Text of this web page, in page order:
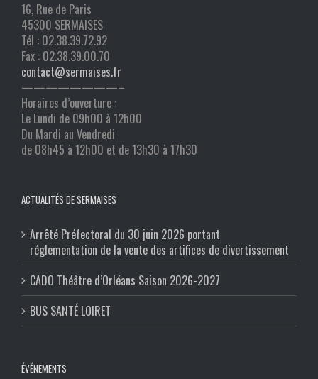
16, Rue de Paris
45300 SERMAISES
Tél : 02.38.39.72.92
Fax : 02.38.39.00.70
contact@sermaises.fr
————————–
Horaires d’ouverture :
Le Lundi de 09h00 à 12h00
Du Mardi au Vendredi
de 08h45 à 12h00 et de 13h30 à 17h30
ACTUALITÉS DE SERMAISES
Arrêté Préfectoral du 30 juin 2026 portant
réglementation de la vente des artifices de divertissement
CADO Théâtre d’Orléans Saison 2026-2027
BUS SANTÉ LOIRET
ÉVÉNEMENTS